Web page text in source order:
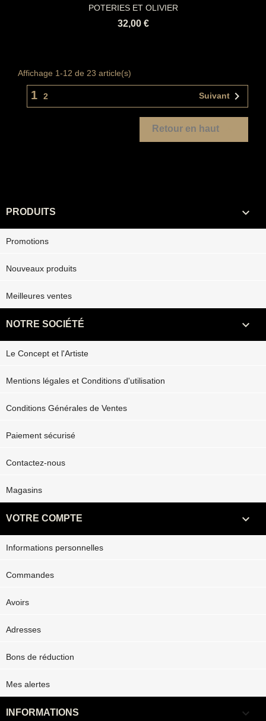
POTERIES ET OLIVIER
32,00 €
Affichage 1-12 de 23 article(s)
1 2 Suivant 
Retour en haut
PRODUITS 
Promotions
Nouveaux produits
Meilleures ventes
NOTRE SOCIÉTÉ 
Le Concept et l'Artiste
Mentions légales et Conditions d'utilisation
Conditions Générales de Ventes
Paiement sécurisé
Contactez-nous
Magasins
VOTRE COMPTE 
Informations personnelles
Commandes
Avoirs
Adresses
Bons de réduction
Mes alertes
INFORMATIONS keyboard_arrow_down